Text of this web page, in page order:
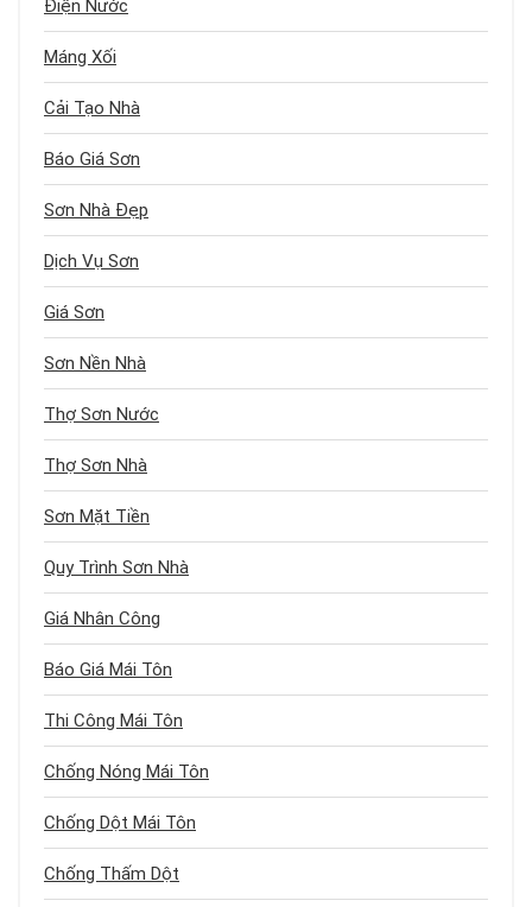
Điện Nước
Máng Xối
Cải Tạo Nhà
Báo Giá Sơn
Sơn Nhà Đẹp
Dịch Vụ Sơn
Giá Sơn
Sơn Nền Nhà
Thợ Sơn Nước
Thợ Sơn Nhà
Sơn Mặt Tiền
Quy Trình Sơn Nhà
Giá Nhân Công
Báo Giá Mái Tôn
Thi Công Mái Tôn
Chống Nóng Mái Tôn
Chống Dột Mái Tôn
Chống Thấm Dột